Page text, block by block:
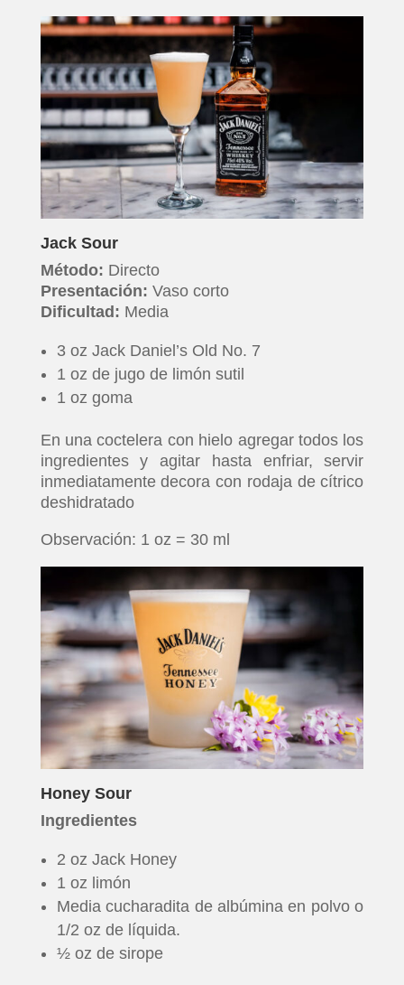
Jack Sour
Método: Directo
Presentación: Vaso corto
Dificultad: Media
3 oz Jack Daniel’s Old No. 7
1 oz de jugo de limón sutil
1 oz goma
En una coctelera con hielo agregar todos los
ingredientes y agitar hasta enfriar, servir
inmediatamente decora con rodaja de cítrico
deshidratado
Observación: 1 oz = 30 ml
Honey Sour
Ingredientes
2 oz Jack Honey
1 oz limón
Media cucharadita de albúmina en polvo o
1/2 oz de líquida.
½ oz de sirope